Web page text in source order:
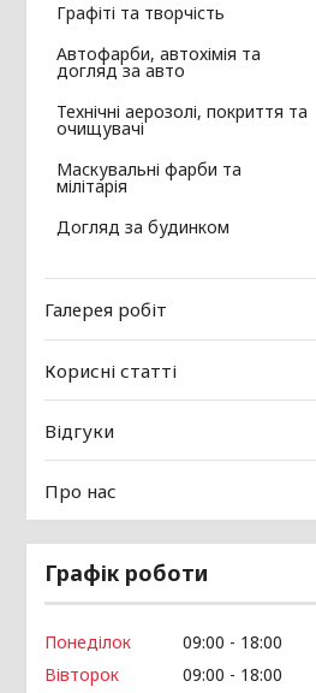
Графіті та творчість
Автофарби, автохімія та
догляд за авто
Технічні аерозолі, покриття та
очищувачі
Маскувальні фарби та
мілітарія
Догляд за будинком
Галерея робіт
Корисні статті
Відгуки
Про нас
Графік роботи
Понеділок 09:00
18:00
Вівторок
09:00
18:00